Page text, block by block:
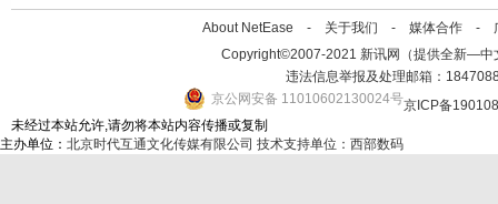
About NetEase - 关于我们 - 媒体合作 -
Copyright©2007-2021 新讯网（提供全新—中
违法信息举报及处理邮箱：
京公网安备 11010602130024号京ICP备
未经过本站允许,请勿将本站内容传播或复制
主办单位： 北京时代互通文化传媒有限公司 技术支持单位：西部数码